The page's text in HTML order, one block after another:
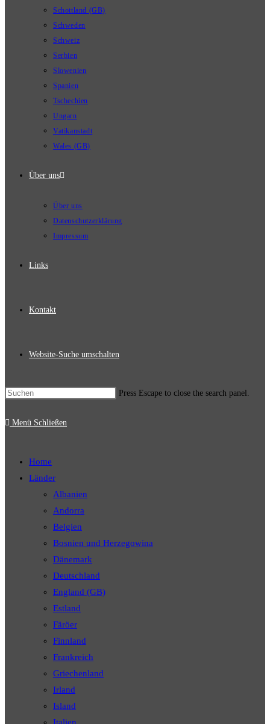
Schottland (GB)
Schweden
Schweiz
Serbien
Slowenien
Spanien
Tschechien
Ungarn
Vatikanstadt
Wales (GB)
Über uns
Über uns
Datenschutzerklärung
Impressum
Links
Kontakt
Website-Suche umschalten
Press Escape to close the search panel.
Menü Schließen
Home
Länder
Albanien
Andorra
Belgien
Bosnien und Herzegowina
Dänemark
Deutschland
England (GB)
Estland
Färöer
Finnland
Frankreich
Griechenland
Irland
Island